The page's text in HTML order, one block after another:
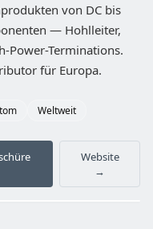
von DC bis
— Hohlleiter,
Power-Terminations.
für Europa.
Weltweit
Website
→